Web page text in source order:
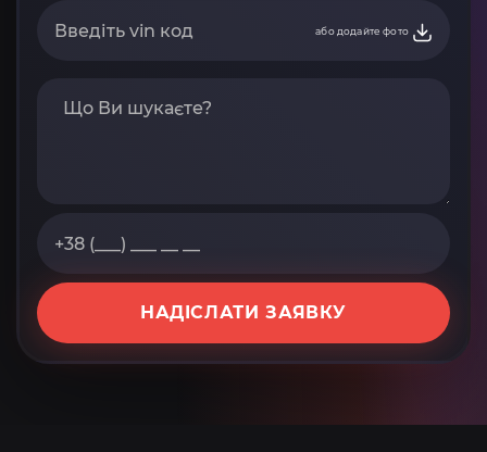
або додайте фото
НАДІСЛАТИ ЗАЯВКУ